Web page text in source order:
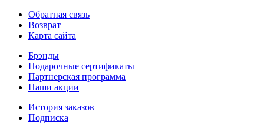
Обратная связь
Возврат
Карта сайта
Брэнды
Подарочные сертификаты
Партнерская программа
Наши акции
История заказов
Подписка